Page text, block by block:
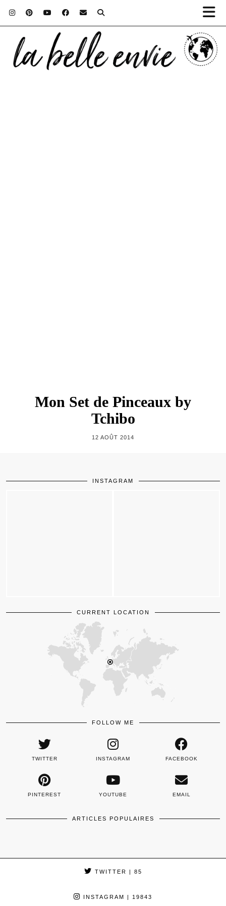
Mon Set de Pinceaux by
Tchibo
12 AOÛT 2014
INSTAGRAM
CURRENT LOCATION
FOLLOW ME
TWITTER INSTAGRAM FACEBOOK
PINTEREST YOUTUBE EMAIL
ARTICLES POPULAIRES
TWITTER | 85
INSTAGRAM | 19843